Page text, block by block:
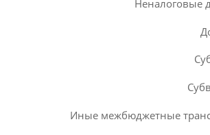
Неналоговые
Иные межбюджетные